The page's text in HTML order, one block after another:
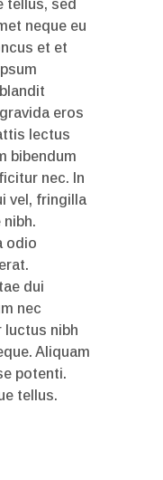
tellus, sed
neque eu
et et
eros
lectus
bibendum
nec. In
vel, fringilla
nibh.
odio
dui
nec
luctus nibh
Aliquam
potenti.
tellus.